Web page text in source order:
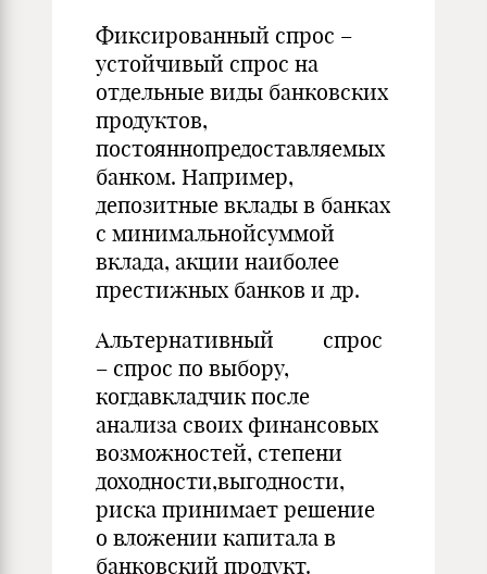
Фиксированный спрос –
устойчивый спрос на
отдельные виды банковских
продуктов,
постояннопредоставляемых
банком. Например,
депозитные вклады в банках
с минимальнойсуммой
вклада, акции наиболее
престижных банков и др.
Альтернативный спрос
– спрос по выбору,
когдавкладчик после
анализа своих финансовых
возможностей, степени
доходности,выгодности,
риска принимает решение
о вложении капитала в
банковский продукт.